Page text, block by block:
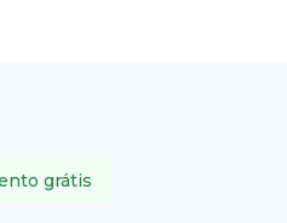
grátis